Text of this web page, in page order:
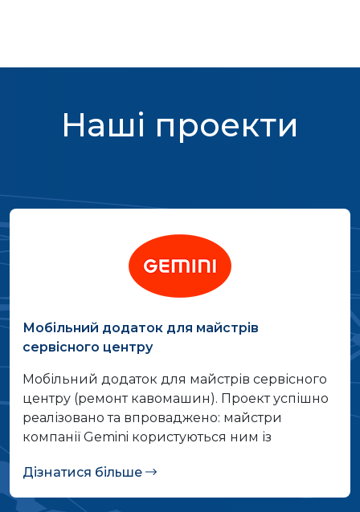
Наші проекти
Мобільний додаток для майстрів
сервісного центру
Мобільний додаток для майстрів сервісного
центру (ремонт кавомашин). Проект успішно
реалізовано та впроваджено: майстри
компанії Gemini користуються ним із
Дізнатися більше